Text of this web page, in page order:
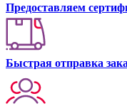
Предоставляем
Быстрая отправка